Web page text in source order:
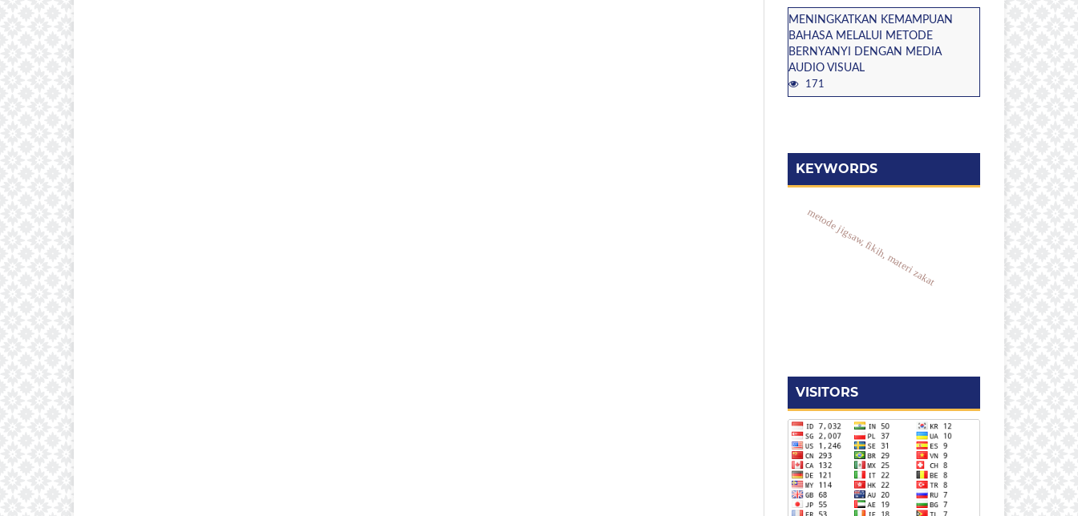
MENINGKATKAN KEMAMPUAN
BAHASA MELALUI METODE
BERNYANYI DENGAN MEDIA
AUDIO VISUAL
171
KEYWORDS
metode jigsaw, fikih, materi zakat
VISITORS